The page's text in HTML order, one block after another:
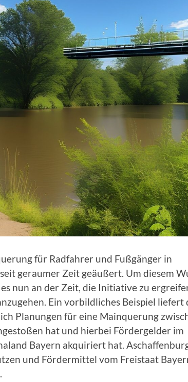
für Radfahrer und Fußgänger in
geraumer Zeit geäußert. Um diesem
nun an der Zeit, die Initiative zu
Ein vorbildliches Beispiel liefert
Planungen für eine Mainquerung
hat und hierbei Fördergelder im
Bayern akquiriert hat.
und Fördermittel vom Freistaat